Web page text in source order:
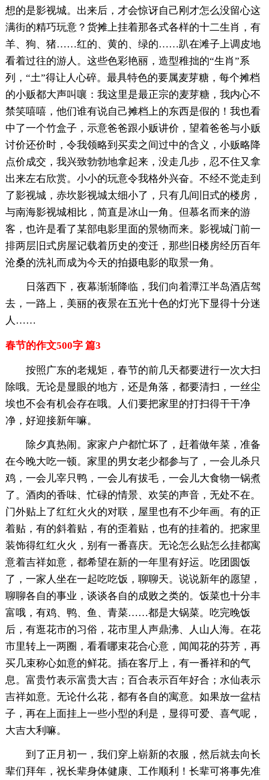
想的是影视城。出来后，才会惊讶自己刚才怎么没留心这
满街的精巧玩意？货摊上挂着那各式各样的十二生肖，有
羊、狗、猪……红的、黄的、绿的……趴在滩子上调皮地
看着过往的游人。这些色彩艳丽，造型稚拙的“生肖”系
列，“土”得让人心碎。最具特色的要属麦芽糖，每个摊档
的小贩都大声叫嚷：我这里是最正宗的麦芽糖，我内心不
禁笑嘻嘻，他们谁有说自己摊档上的东西是假的！我也看
中了一个竹盒子，示意爸爸跟小贩讲价，望着爸爸与小贩
讨价还价时，令我领略到买卖之间过中的含义，小贩略降
点价成交，我兴致勃勃地拿起来，没走几步，忍不住又拿
出来左右欣赏。小小的玩意令我格外兴奋。不经不觉走到
了影视城，赤坎影视城太细小了，只有几间旧式的楼房，
与南海影视城相比，简直是冰山一角。但慕名而来的游
客，也许是看了某部电影里面的景物而来。影视城门前一
排两层旧式房屋记载着历史的变迁，那些旧楼房经历百年
沧桑的洗礼而成为今天的拍摄电影的取景一角。
日落西下，夜幕渐渐降临，我们向着潭江半岛酒店驾
去，一路上，美丽的夜景在五光十色的灯光下显得十分迷
人……
春节的作文500字 篇3
按照广东的老规矩，春节的前几天都要进行一次大扫
除哦。无论是显眼的地方，还是角落，都要清扫，一丝尘
埃也不会有机会存在哦。人们要把家里的打扫得干干净
净，好迎接新年嘛。
除夕真热闹。家家户户都忙坏了，赶着做年菜，准备
在今晚大吃一顿。家里的男女老少都参与了，一会儿杀只
鸡，一会儿宰只鸭，一会儿有拔毛，一会儿大食物一锅煮
了。酒肉的香味、忙碌的情景、欢笑的声音，无处不在。
门外贴上了红红火火的对联，屋里也有不少年画。有的正
着贴，有的斜着贴，有的歪着贴，也有的挂着的。把家里
装饰得红红火火，别有一番喜庆。无论怎么贴怎么挂都寓
意着吉祥如意，都希望在新的一年里有好运。吃团圆饭
了，一家人坐在一起吃吃饭，聊聊天。说说新年的愿望，
聊聊各自的事业，谈谈各自的成败之类的。饭菜也十分丰
富哦，有鸡、鸭、鱼、青菜……都是大锅菜。吃完晚饭
后，有逛花市的习俗，花市里人声鼎沸、人山人海。在花
市里转上一两圈，看看哪束花合心意，闻闻花的芬芳，再
买几束称心如意的鲜花。插在客厅上，有一番祥和的气
息。富贵竹表示富贵大吉；百合表示百年好合；水仙表示
吉祥如意。无论什么花，都有各自的寓意。如果放一盆桔
子，再在上面挂上一些小型的利是，显得可爱、喜气呢，
大吉大利嘛。
到了正月初一，我们穿上崭新的衣服，然后就去向长
辈们拜年，祝长辈身体健康、工作顺利！长辈可将事先准